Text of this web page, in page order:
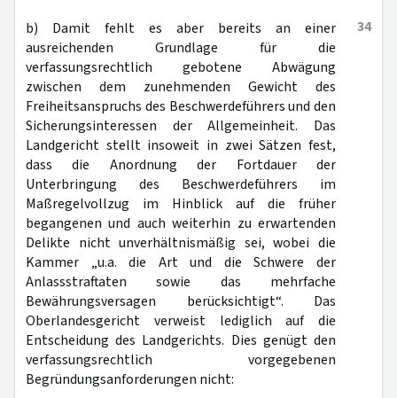
34
b) Damit fehlt es aber bereits an einer
ausreichenden Grundlage für die
verfassungsrechtlich gebotene Abwägung
zwischen dem zunehmenden Gewicht des
Freiheitsanspruchs des Beschwerdeführers und den
Sicherungsinteressen der Allgemeinheit. Das
Landgericht stellt insoweit in zwei Sätzen fest,
dass die Anordnung der Fortdauer der
Unterbringung des Beschwerdeführers im
Maßregelvollzug im Hinblick auf die früher
begangenen und auch weiterhin zu erwartenden
Delikte nicht unverhältnismäßig sei, wobei die
Kammer „u.a. die Art und die Schwere der
Anlassstraftaten sowie das mehrfache
Bewährungsversagen berücksichtigt“. Das
Oberlandesgericht verweist lediglich auf die
Entscheidung des Landgerichts. Dies genügt den
verfassungsrechtlich vorgegebenen
Begründungsanforderungen nicht: